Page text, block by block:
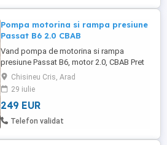
Pompa motorina si rampa presiune
Passat B6 2.0 CBAB
Vand pompa de motorina si rampa
presiune Passat B6, motor 2.0, CBAB Pret
pompa 900lei Pret rampa 600 Ambele
1300lei
Chisineu Cris, Arad
29 iulie
249 EUR
Telefon validat